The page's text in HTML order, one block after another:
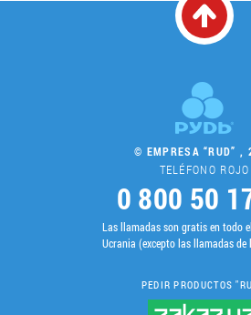
© EMPRESA “RUD” ,
TELÉFONO ROJO
0 800 50
Las llamadas son gratis en todo
Ucrania (excepto las llamadas de
PEDIR PRODUCTOS